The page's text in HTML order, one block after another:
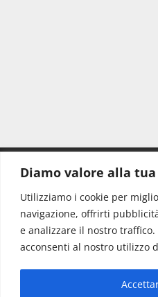
Diamo valore alla
Utilizziamo i cookie per
navigazione, offrirti
e analizzare il nostro traffico.
acconsenti al nostro utilizzo
Redazione:
Direttore:
Info & Commerciale: